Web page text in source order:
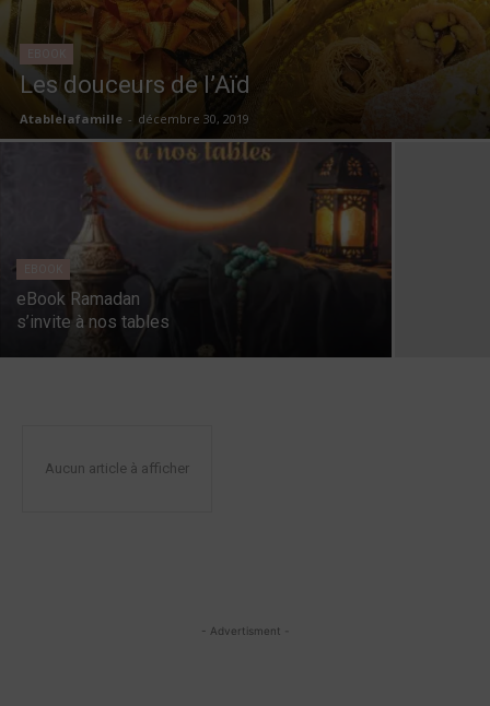
Les douceurs de l’Aïd
Atablelafamille - décembre 30, 2019
eBook Ramadan
s’invite à nos tables
Aucun article à afficher
- Advertisment -